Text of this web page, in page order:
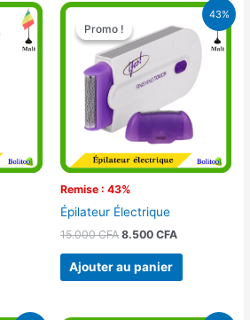
43%
Promo !
Remise : 43%
Promo !
Épilateur Électrique
15.000CFA
Le
prix
initial
était :
15.000 CFA.
8.500 CFA
Le
actuel
8.500 CFA.
Ajouter au panier